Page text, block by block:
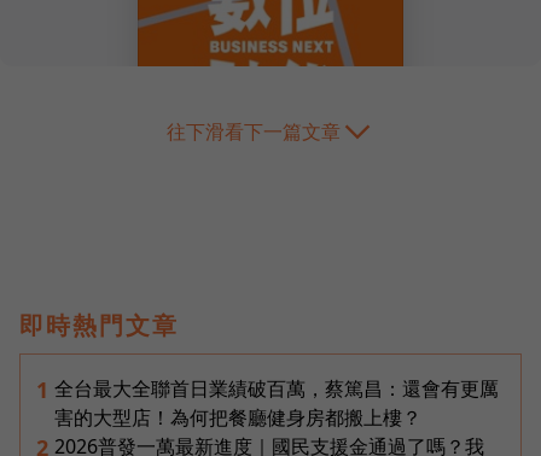
往下滑看下一篇文章
即時熱門文章
1 全台最大全聯首日業績破百萬，蔡篤昌：還會有更厲
害的大型店！為何把餐廳健身房都搬上樓？
2 2026普發一萬最新進度｜國民支援金通過了嗎？我